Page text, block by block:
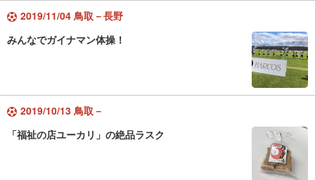
2019/11/04 鳥取－長野
みんなでガイナマン体操！
2019/10/13 鳥取－
「福祉の店ユーカリ」の絶品ラスク